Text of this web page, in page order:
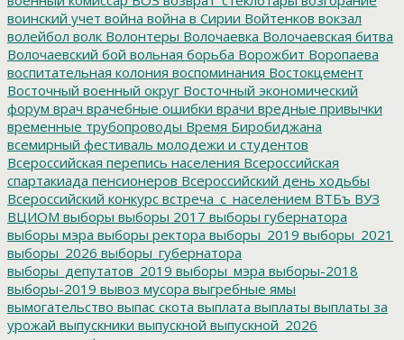
воинский учет война война в Сирии Войтенков вокзал
волейбол волк Волонтеры Волочаевка Волочаевская битва
Волочаевский бой вольная борьба Ворожбит Воропаева
воспитательная колония воспоминания Востокцемент
Восточный военный округ Восточный экономический
форум врач врачебные ошибки врачи вредные привычки
временные трубопроводы Время Биробиджана
всемирный фестиваль молодежи и студентов
Всероссийская перепись населения Всероссийская
спартакиада пенсионеров Всероссийский день ходьбы
Всероссийский конкурс встреча_с_населением ВТБъ ВУЗ
ВЦИОМ выборы выборы 2017 выборы губернатора
выборы мэра выборы ректора выборы_2019 выборы_2021
выборы_2026 выборы_губернатора
выборы_депутатов_2019 выборы_мэра выборы-2018
выборы-2019 вывоз мусора выгребные ямы
вымогательство выпас скота выплата выплаты выплаты за
урожай выпускники выпускной выпускной_2026